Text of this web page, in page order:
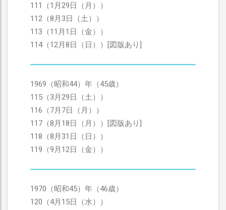
111（1月29日（月））
112（8月3日（土））
113（11月1日（金））
114（12月8日（日））[図版あり]
1969（昭和44）年（45歳）
115（3月29日（土））
116（7月7日（月））
117（8月18日（月））[図版あり]
118（8月31日（日））
119（9月12日（金））
1970（昭和45）年（46歳）
120（4月15日（水））